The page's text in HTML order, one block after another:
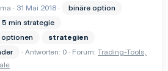
31 Mai 2018
binäre option
min strategie
strategien
Antworten: 0 Forum: Trading-Tools,